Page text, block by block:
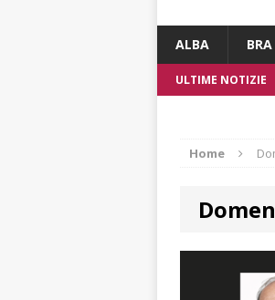
ALBA BRA
ULTIME NOTIZIE
Home